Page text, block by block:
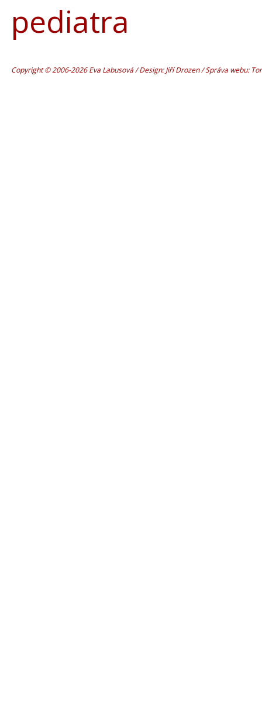
pediatra
Copyright © 2006-2026 Eva Labusová / Design: Jiří Drozen / Správa webu: